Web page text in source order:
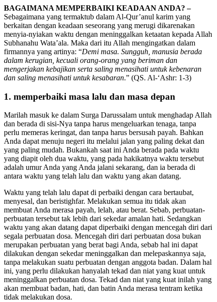
BAGAIMANA MEMPERBAIKI KEADAAN ANDA? –
Sebagaimana yang termaktub dalam Al-Qur’anul karim yang
berkaitan dengan keadaan seseorang yang merugi dikarenakan
menyia-nyiakan waktu dengan meninggalkan ketaatan kepada Allah
Subhanahu Wata’ala. Maka dari itu Allah mengingatkan dalam
firmannya yang artinya: “Demi masa. Sungguh, manusia berada
dalam kerugian, kecuali orang-orang yang beriman dan
mengerjakan kebajikan serta saling menasihati untuk kebenaran
1. memperbaiki masa lalu dan masa depan
Marilah masuk ke dalam Surga Darussalam untuk menghadap Allah
dan berada di sisi-Nya tanpa harus mengeluarkan tenaga, tanpa
perlu memeras keringat, dan tanpa harus bersusah payah. Bahkan
Anda dapat menuju negeri itu melalui jalan yang paling dekat dan
yang paling mudah. Bukankah saat ini Anda berada pada waktu
yang diapit oleh dua waktu, yang pada hakikatnya waktu tersebut
adalah umur Anda yang Anda jalani sekarang, dan ia berada di
Waktu yang telah lalu dapat di perbaiki dengan cara bertaubat,
menyesal, dan beristighfar. Melakukan semua itu tidak akan
membuat Anda merasa payah, lelah, atau berat. Sebab, perbuatan-
perbuatan tersebut tak lebih dari sekedar amalan hati. Sedangkan
waktu yang akan datang dapat diperbaiki dengan mencegah diri dari
segala perbuatan dosa. Mencegah diri dari perbuatan dosa bukan
merupakan perbuatan yang berat bagi Anda, sebab hal ini dapat
dilakukan dengan sekedar meninggalkan dan melepaskannya saja,
tanpa melakukan suatu perbuatan dengan anggota badan. Dalam hal
ini, yang perlu dilakukan hanyalah tekad dan niat yang kuat untuk
meninggalkan perbuatan dosa. Tekad dan niat yang kuat inilah yang
akan membuat badan, hati, dan batin Anda merasa tentram ketika